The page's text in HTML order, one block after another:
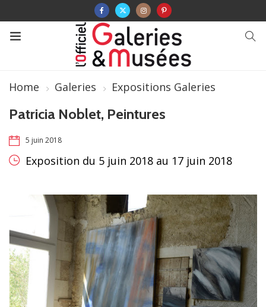
Home Galeries Expositions Galeries
Patricia Noblet, Peintures
5 juin 2018
Exposition du 5 juin 2018 au 17 juin 2018